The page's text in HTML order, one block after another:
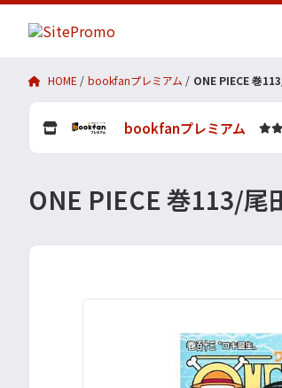
HOME bookfanプレミアム ONE PIECE 巻
bookfanプレミアム
ONE PIECE 巻113/尾